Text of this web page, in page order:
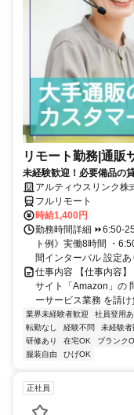
リモート勤務|通販
未経験歓迎！必要備品の
アルティウスリンク株
フルリモート
時給1,400円
勤務時間詳細 ⏩6:50-
ト例》実働8時間 ・
間インターバル 設定
仕事内容 【仕事内容
サイト「Amazon」の
ーサービス業務 を請
業界未経験者歓迎 社員登用あ
転勤なし
経験不問 未経験者
研修あり
在宅OK ブランク
服装自由
ひげOK
正社員